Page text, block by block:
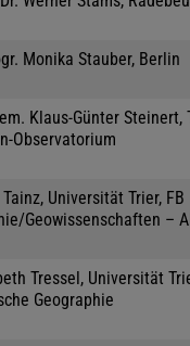
Monika Stauber, Berlin
Klaus-Günter Steinert,
Observatorium
Universität Trier, FB
Geowissenschaften –
Tressel, Universität
Geographie